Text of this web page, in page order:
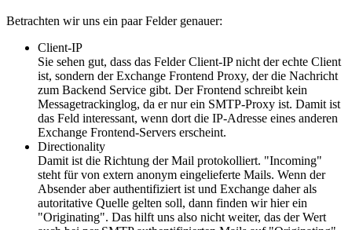
Betrachten wir uns ein paar Felder genauer:
Client-IP
Sie sehen gut, dass das Felder Client-IP nicht der echte Client
ist, sondern der Exchange Frontend Proxy, der die Nachricht
zum Backend Service gibt. Der Frontend schreibt kein
Messagetrackinglog, da er nur ein SMTP-Proxy ist. Damit ist
das Feld interessant, wenn dort die IP-Adresse eines anderen
Exchange Frontend-Servers erscheint.
Directionality
Damit ist die Richtung der Mail protokolliert. "Incoming"
steht für von extern anonym eingelieferte Mails. Wenn der
Absender aber authentifiziert ist und Exchange daher als
autoritative Quelle gelten soll, dann finden wir hier ein
"Originating". Das hilft uns also nicht weiter, das der Wert